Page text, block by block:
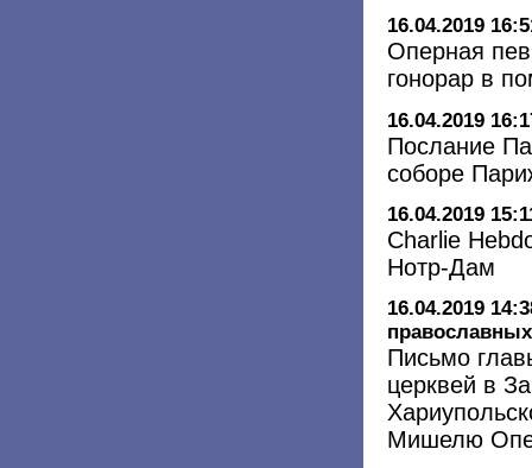
16.04.2019
Оперная
гонорар в
16.04.2019
Послание
соборе
16.04.2019
Charlie
Нотр-Дам
16.04.2019
Письмо
церквей в
Мишелю